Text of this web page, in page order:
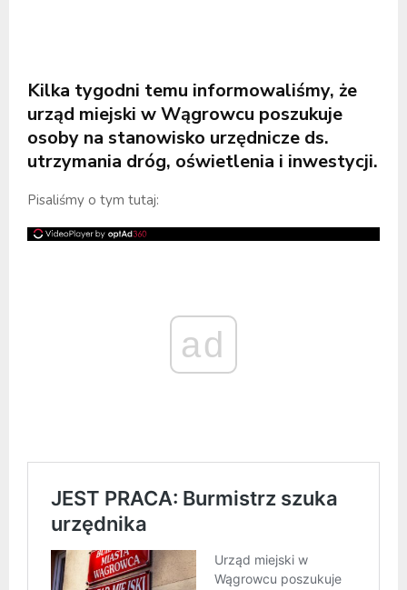
Kilka tygodni temu informowaliśmy, że
urząd miejski w Wągrowcu poszukuje
osoby na stanowisko urzędnicze ds.
utrzymania dróg, oświetlenia i inwestycji.
Pisaliśmy o tym tutaj:
ad